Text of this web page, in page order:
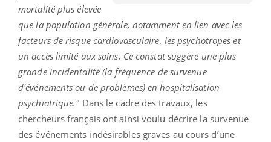
mortalité plus élevée
que la population générale, notamment en lien avec les
facteurs de risque cardiovasculaire, les psychotropes et
un accès limité aux soins. Ce constat suggère une plus
grande incidentalité (la fréquence de survenue
d'événements ou de problèmes) en hospitalisation
psychiatrique." Dans le cadre des travaux, les
chercheurs français ont ainsi voulu décrire la survenue
des événements indésirables graves au cours d’une